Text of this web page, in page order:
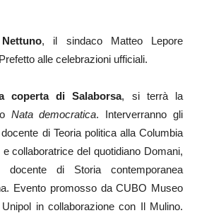
, il sindaco Matteo Lepore
alle celebrazioni ufficiali.
coperta di Salaborsa, si terrà la
Nata democratica. Interverranno gli
di Teoria politica alla Columbia
collaboratrice del quotidiano Domani,
docente di Storia contemporanea
Evento promosso da CUBO Museo
in collaborazione con Il Mulino.